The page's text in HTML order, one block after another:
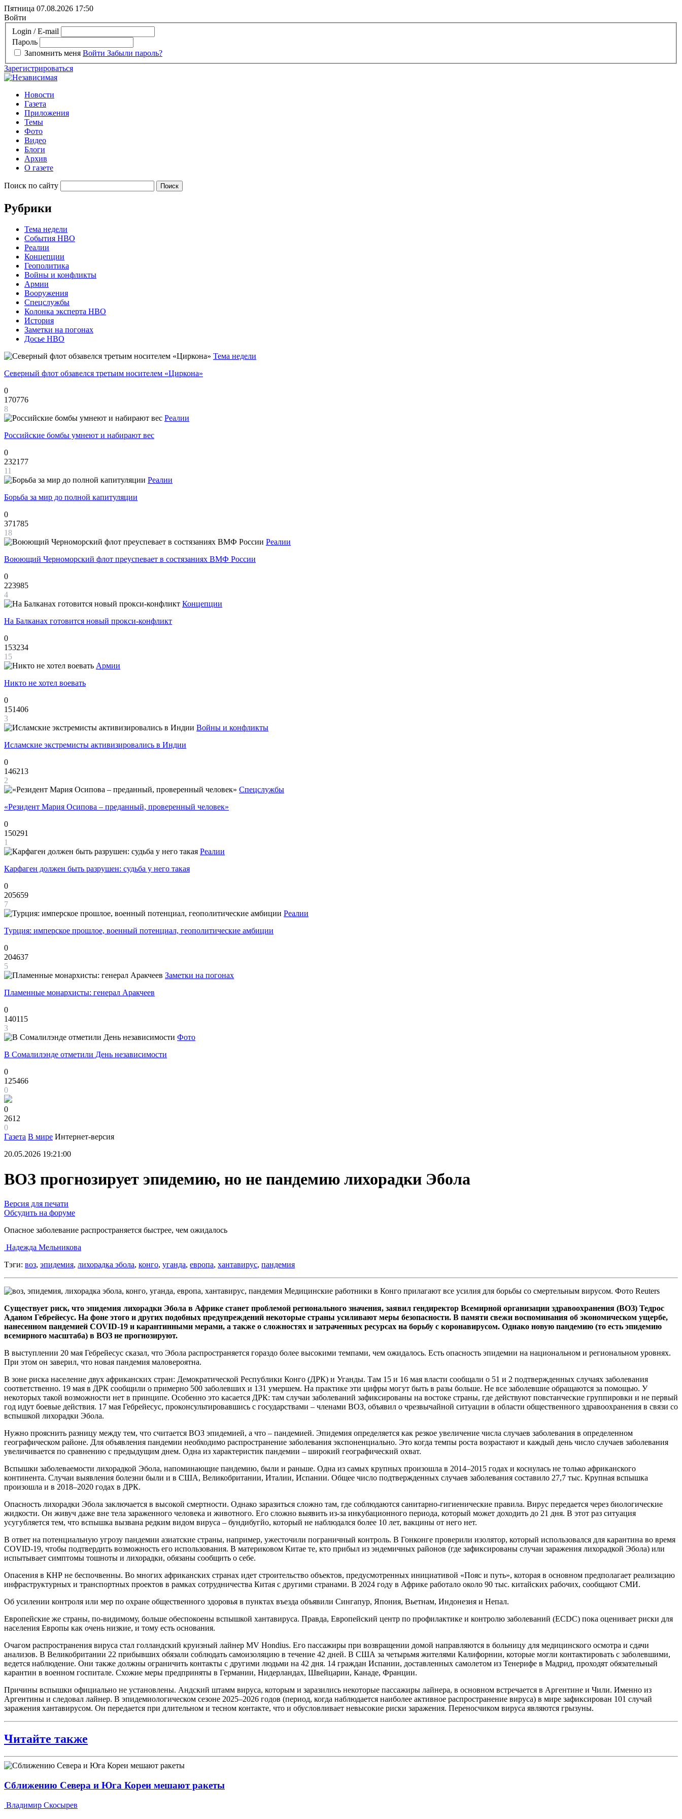
Пятница 07.08.2026 17:50
Войти
Login / E-mail
Пароль
Запомнить меня Войти Забыли пароль?
Зарегистрироваться
Новости
Газета
Приложения
Темы
Фото
Видео
Блоги
Архив
О газете
Поиск по сайту
Рубрики
Тема недели
События НВО
Реалии
Концепции
Геополитика
Войны и конфликты
Армии
Вооружения
Спецслужбы
Колонка эксперта НВО
История
Заметки на погонах
Досье НВО
Тема недели
Северный флот обзавелся третьим носителем «Циркона»
0
170776
8
Реалии
Российские бомбы умнеют и набирают вес
0
232177
11
Реалии
Борьба за мир до полной капитуляции
0
371785
18
Реалии
Воюющий Черноморский флот преуспевает в состязаниях ВМФ России
0
223985
4
Концепции
На Балканах готовится новый прокси-конфликт
0
153234
15
Армии
Никто не хотел воевать
0
151406
3
Войны и конфликты
Исламские экстремисты активизировались в Индии
0
146213
2
Спецслужбы
«Резидент Мария Осипова – преданный, проверенный человек»
0
150291
1
Реалии
Карфаген должен быть разрушен: судьба у него такая
0
205659
7
Реалии
Турция: имперское прошлое, военный потенциал, геополитические амбиции
0
204637
5
Заметки на погонах
Пламенные монархисты: генерал Аракчеев
0
140115
3
Фото
В Сомалилэнде отметили День независимости
0
125466
0
0
2612
0
Газета В мире Интернет-версия
20.05.2026 19:21:00
ВОЗ прогнозирует эпидемию, но не пандемию лихорадки Эбола
Версия для печати
Обсудить на форуме
Опасное заболевание распространяется быстрее, чем ожидалось
Надежда Мельникова
Тэги: воз, эпидемия, лихорадка эбола, конго, уганда, европа, хантавирус, пандемия
Медицинские работники в Конго прилагают все усилия для борьбы со смертельным вирусом. Фото Reuters
Существует риск, что эпидемия лихорадки Эбола в Африке станет проблемой регионального значения, заявил гендиректор Всемирной организации здравоохранения (ВОЗ) Тедрос
Аданом Гебрейесус. На фоне этого и других подобных предупреждений некоторые страны усиливают меры безопасности. В памяти свежи воспоминания об экономическом ущербе,
нанесенном пандемией COVID-19 и карантинными мерами, а также о сложностях и затраченных ресурсах на борьбу с коронавирусом. Однако новую пандемию (то есть эпидемию
всемирного масштаба) в ВОЗ не прогнозируют.
В выступлении 20 мая Гебрейесус сказал, что Эбола распространяется гораздо более высокими темпами, чем ожидалось. Есть опасность эпидемии на национальном и региональном уровнях.
При этом он заверил, что новая пандемия маловероятна.
В зоне риска население двух африканских стран: Демократической Республики Конго (ДРК) и Уганды. Там 15 и 16 мая власти сообщали о 51 и 2 подтвержденных случаях заболевания
соответственно. 19 мая в ДРК сообщили о примерно 500 заболевших и 131 умершем. На практике эти цифры могут быть в разы больше. Не все заболевшие обращаются за помощью. У
некоторых такой возможности нет в принципе. Особенно это касается ДРК: там случаи заболеваний зафиксированы на востоке страны, где действуют повстанческие группировки и не первый
год идут боевые действия. 17 мая Гебрейесус, проконсультировавшись с государствами – членами ВОЗ, объявил о чрезвычайной ситуации в области общественного здравоохранения в связи со
вспышкой лихорадки Эбола.
Нужно прояснить разницу между тем, что считается ВОЗ эпидемией, а что – пандемией. Эпидемия определяется как резкое увеличение числа случаев заболевания в определенном
географическом районе. Для объявления пандемии необходимо распространение заболевания экспоненциально. Это когда темпы роста возрастают и каждый день число случаев заболевания
увеличивается по сравнению с предыдущим днем. Одна из характеристик пандемии – широкий географический охват.
Вспышки заболеваемости лихорадкой Эбола, напоминающие пандемию, были и раньше. Одна из самых крупных произошла в 2014–2015 годах и коснулась не только африканского
континента. Случаи выявления болезни были и в США, Великобритании, Италии, Испании. Общее число подтвержденных случаев заболевания составило 27,7 тыс. Крупная вспышка
произошла и в 2018–2020 годах в ДРК.
Опасность лихорадки Эбола заключается в высокой смертности. Однако заразиться сложно там, где соблюдаются санитарно-гигиенические правила. Вирус передается через биологические
жидкости. Он живуч даже вне тела зараженного человека и животного. Его сложно выявить из-за инкубационного периода, который может доходить до 21 дня. В этот раз ситуация
усугубляется тем, что вспышка вызвана редким видом вируса – бундибугйо, который не наблюдался более 10 лет, вакцины от него нет.
В ответ на потенциальную угрозу пандемии азиатские страны, например, ужесточили пограничный контроль. В Гонконге проверили изолятор, который использовался для карантина во время
COVID-19, чтобы подтвердить возможность его использования. В материковом Китае те, кто прибыл из эндемичных районов (где зафиксированы случаи заражения лихорадкой Эбола) или
испытывает симптомы тошноты и лихорадки, обязаны сообщить о себе.
Опасения в КНР не беспочвенны. Во многих африканских странах идет строительство объектов, предусмотренных инициативой «Пояс и путь», которая в основном предполагает реализацию
инфраструктурных и транспортных проектов в рамках сотрудничества Китая с другими странами. В 2024 году в Африке работало около 90 тыс. китайских рабочих, сообщают СМИ.
Об усилении контроля или мер по охране общественного здоровья в пунктах въезда объявили Сингапур, Япония, Вьетнам, Индонезия и Непал.
Европейские же страны, по-видимому, больше обеспокоены вспышкой хантавируса. Правда, Европейский центр по профилактике и контролю заболеваний (ECDC) пока оценивает риски для
населения Европы как очень низкие, и тому есть основания.
Очагом распространения вируса стал голландский круизный лайнер MV Hondius. Его пассажиры при возвращении домой направляются в больницу для медицинского осмотра и сдачи
анализов. В Великобритании 22 прибывших обязали соблюдать самоизоляцию в течение 42 дней. В США за четырьмя жителями Калифорнии, которые могли контактировать с заболевшими,
ведется наблюдение. Они также должны ограничить контакты с другими людьми на 42 дня. 14 граждан Испании, доставленных самолетом из Тенерифе в Мадрид, проходят обязательный
карантин в военном госпитале. Схожие меры предприняты в Германии, Нидерландах, Швейцарии, Канаде, Франции.
Причины вспышки официально не установлены. Андский штамм вируса, которым и заразились некоторые пассажиры лайнера, в основном встречается в Аргентине и Чили. Именно из
Аргентины и следовал лайнер. В эпидемиологическом сезоне 2025–2026 годов (период, когда наблюдается наиболее активное распространение вируса) в мире зафиксирован 101 случай
заражения хантавирусом. Он передается при длительном и тесном контакте, что и обусловливает невысокие риски заражения. Переносчиком вируса являются грызуны.
Читайте также
Сближению Севера и Юга Кореи мешают ракеты
Владимир Скосырев